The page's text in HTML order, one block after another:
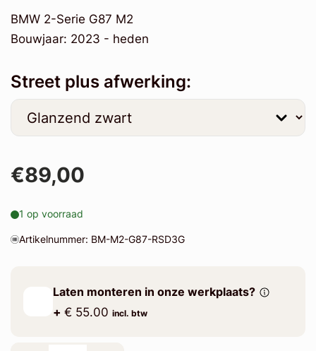
BMW 2-Serie G87 M2
Bouwjaar: 2023 - heden
Street plus afwerking:
€89,00
1 op voorraad
Artikelnummer: BM-M2-G87-RSD3G
Laten monteren in onze werkplaats?
+ € 55.00 incl. btw